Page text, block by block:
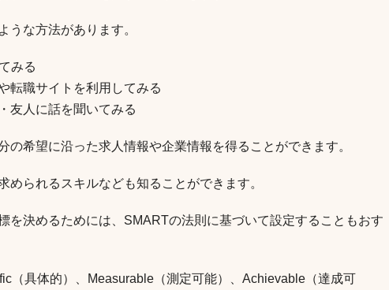
うな方法があります。
みる
転職サイトを利用してみる
友人に話を聞いてみる
の希望に沿った求人情報や企業情報を得ることができます。
められるスキルなども知ることができます。
を決めるためには、SMARTの法則に基づいて設定することもおす
（具体的）、Measurable（測定可能）、Achievable（達成可